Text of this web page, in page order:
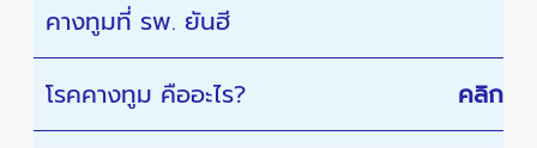
คางทูมที่ รพ. ยันฮี
โรคคางทูม คืออะไร? คลิก